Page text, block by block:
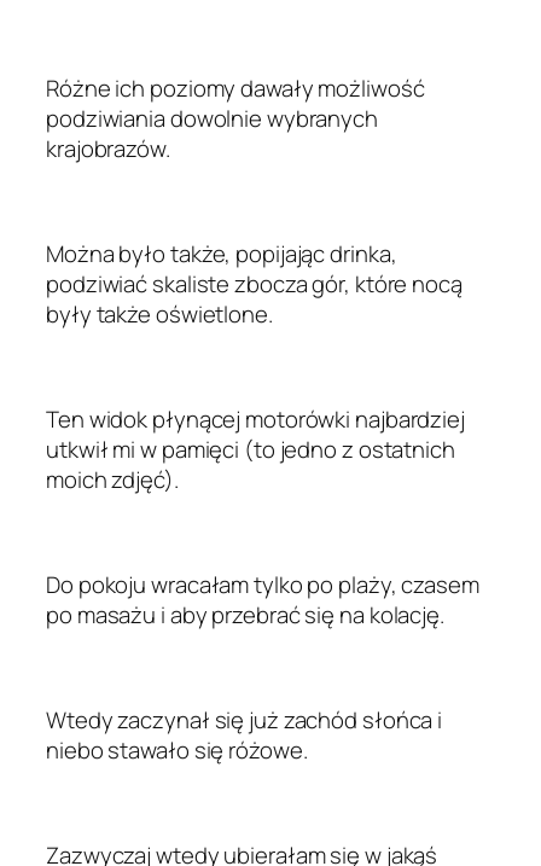
Różne ich poziomy dawały możliwość
podziwiania dowolnie wybranych
krajobrazów.
Można było także, popijając drinka,
podziwiać skaliste zbocza gór, które nocą
były także oświetlone.
Ten widok płynącej motorówki najbardziej
utkwił mi w pamięci (to jedno z ostatnich
moich zdjęć).
Do pokoju wracałam tylko po plaży, czasem
po masażu i aby przebrać się na kolację.
Wtedy zaczynał się już zachód słońca i
niebo stawało się różowe.
Zazwyczaj wtedy ubierałam się w jakąś